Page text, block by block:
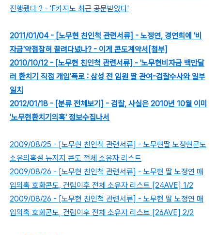
진행됐다 ? - 'F카지노 최근 공문받았다'
2011/01/04 - [노무현 친인척 관련서류] - 노정연, 경연희에 '비
자금'약점잡혀 끌려다녔나? - 이게 콘도계약서[첨부]
2010/10/12 - [노무현 친인척 관련서류] - '노무현비자금 백만달
러 환치기 직접 개입'폭로 : 삼성 전 임원 딸 관여-검찰수사와 일부
일치
2012/01/18 - [분류 전체보기] - 검찰, 사실은 2010년 10월 이미
'노무현환치기의혹' 정보수집나서
2009/08/25 - [노무현 친인척 관련서류] - 노무현딸 노정현콘도
소유의혹설 뉴저지 콘도 전체 소유자 리스트
2009/08/26 - [노무현 친인척 관련서류] - 노무현 딸 노정연 매
입의혹 호화콘도, 건립이후 전체 소유자 리스트 [24AVE] 1/2
2009/08/26 - [노무현 친인척 관련서류] - 노무현 딸 노정연 매
입의혹 호화콘도, 건립이후 전체 소유자 리스트 [26AVE] 2/2